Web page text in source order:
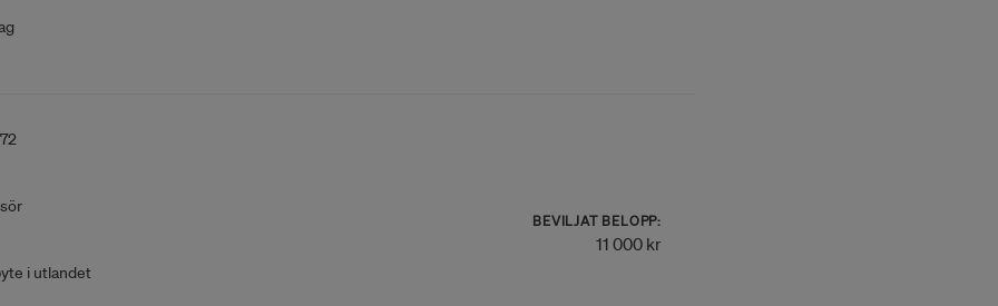
i utlandet
BEVILJAT BELOPP:
11 000 kr